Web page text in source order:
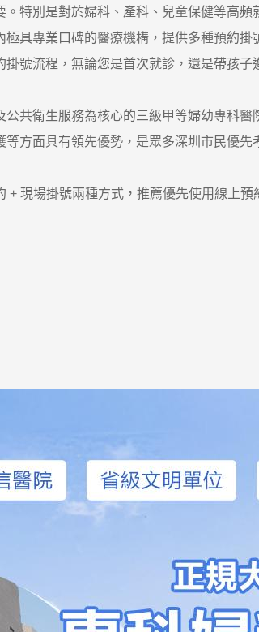
別是對於婦科、產科、兒童保健等高頻
具專業口碑的醫療機構，提供多種預約掛
流程，無論您是首次就診，還是帶孩子
衛生服務為核心的三級甲等婦幼專科醫
方面具有領先優勢，是眾多深圳市民優先
現場掛號兩種方式，推薦優先使用線上預